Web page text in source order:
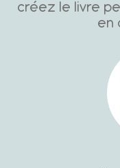
créez le livre
en